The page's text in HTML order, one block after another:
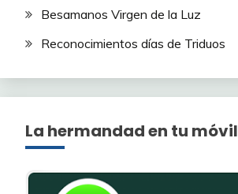
Besamanos Virgen de la Luz
Reconocimientos días de Triduos
La hermandad en tu móvil